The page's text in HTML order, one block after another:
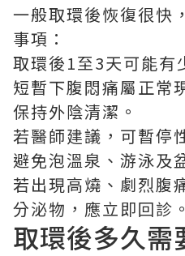
一般取環後恢復很快
事項：
取環後1至3天可能有
短暫下腹悶痛屬正常
保持外陰清潔。
若醫師建議，可暫停
避免泡溫泉、游泳及
若出現高燒、劇烈腹
分泌物，應立即回診。
取環後多久需